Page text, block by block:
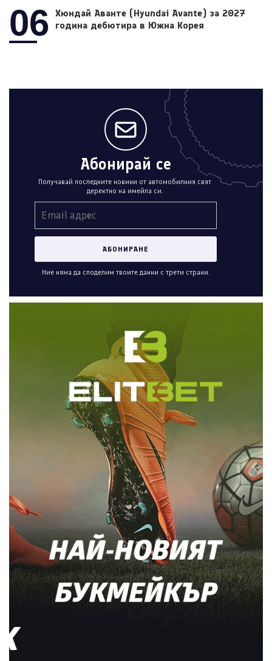
06
Хюндай Аванте (Hyundai Avante) за 2027
година дебютира в Южна Корея
Абонирай се
Получавай последните новини от автомобилния свят
деректно на имейла си.
Ние няма да споделим твоите данни с трети страни.